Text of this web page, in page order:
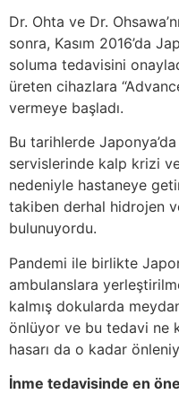
Dr. Ohta ve Dr.
sonra, Kasım 2016’da
soluma tedavisini
üreten cihazlara
vermeye başladı.
Bu tarihlerde
servislerinde kalp krizi
nedeniyle hastaneye
takiben derhal hidrojen
bulunuyordu.
Pandemi ile birlikte
ambulanslara
kalmış dokularda
önlüyor ve bu tedavi ne
hasarı da o kadar
İnme tedavisinde en